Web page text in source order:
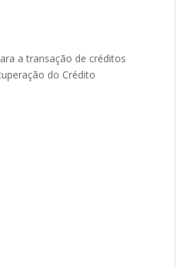
a transação de créditos
do Crédito